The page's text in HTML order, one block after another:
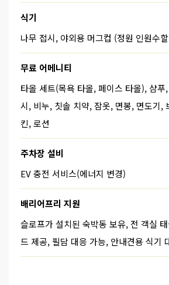
식기
나무 접시, 야외용 머그컵 (정원 인원수
무료 어메니티
타올 세트(목욕 타올, 페이스 타올), 샴푸
시, 비누, 칫솔 치약, 잠옷, 면봉, 면도기,
킨, 로션
주차장 설비
EV 충전 서비스(에너지 변경)
배리어프리 지원
슬로프가 설치된 숙박동 보유, 전 객실
드 제공, 필담 대응 가능, 안내견용 식기